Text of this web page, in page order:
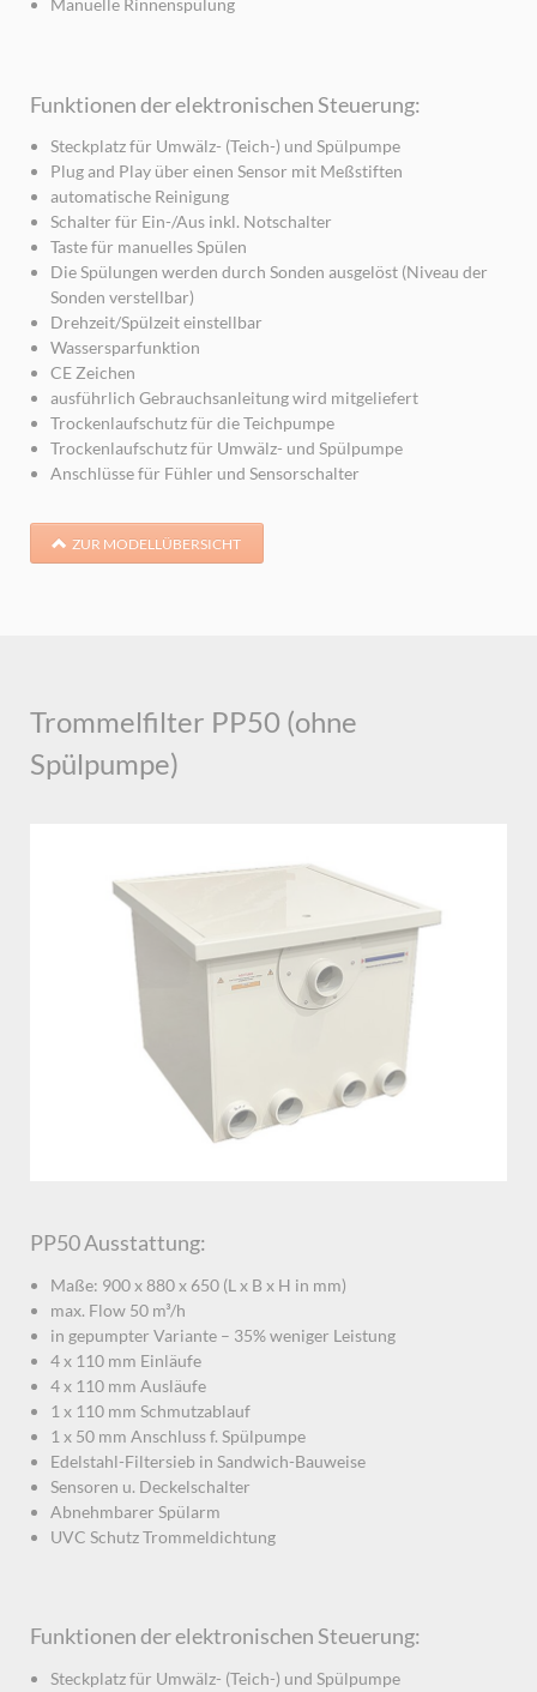
Manuelle Rinnenspülung
Funktionen der elektronischen Steuerung:
Steckplatz für Umwälz- (Teich-) und Spülpumpe
Plug and Play über einen Sensor mit Meßstiften
automatische Reinigung
Schalter für Ein-/Aus inkl. Notschalter
Taste für manuelles Spülen
Die Spülungen werden durch Sonden ausgelöst (Niveau der
Sonden verstellbar)
Drehzeit/Spülzeit einstellbar
Wassersparfunktion
CE Zeichen
ausführlich Gebrauchsanleitung wird mitgeliefert
Trockenlaufschutz für die Teichpumpe
Trockenlaufschutz für Umwälz- und Spülpumpe
Anschlüsse für Fühler und Sensorschalter
ZUR MODELLÜBERSICHT
Trommelfilter PP50 (ohne
Spülpumpe)
PP50 Ausstattung:
Maße: 900 x 880 x 650 (L x B x H in mm)
max. Flow 50 m³/h
in gepumpter Variante – 35% weniger Leistung
4 x 110 mm Einläufe
4 x 110 mm Ausläufe
1 x 110 mm Schmutzablauf
1 x 50 mm Anschluss f. Spülpumpe
Edelstahl-Filtersieb in Sandwich-Bauweise
Sensoren u. Deckelschalter
Abnehmbarer Spülarm
UVC Schutz Trommeldichtung
Funktionen der elektronischen Steuerung:
Steckplatz für Umwälz- (Teich-) und Spülpumpe